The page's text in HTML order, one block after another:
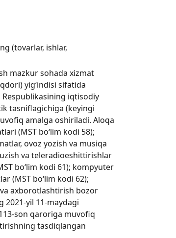
(tovarlar, ishlar,
mazkur sohada xizmat
yig‘indisi sifatida
iqtisodiy
tasniflagichiga (keyingi
amalga oshiriladi. Aloqa
(MST bo‘lim kodi 58);
ovoz yozish va musiqa
va teleradioeshittirishlar
bo‘lim kodi 61); kompyuter
(MST bo‘lim kodi 62);
axborotlashtirish bozor
yil 11-maydagi
son qaroriga muvofiq
tasdiqlangan